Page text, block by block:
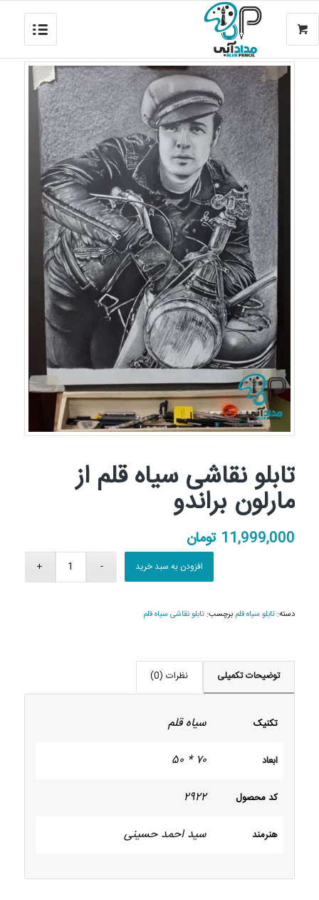
تابلو نقاشی سیاه قلم از
مارلون براندو
11,999,000 تومان
افزودن به سبد خرید
دسته: تابلو سیاه قلم برچسب: تابلو نقاشی سیاه قلم
توضیحات تکمیلی نظرات (0)
تکنیک سیاه قلم
ابعاد ۷۰ * ۵۰
کد محصول ۲۹۲۲
هنرمند سید احمد حسینی